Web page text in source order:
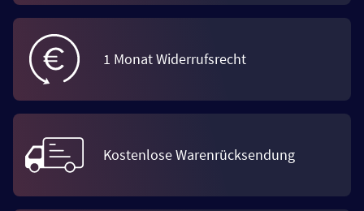
1 Monat Widerrufsrecht
Kostenlose Warenrücksendung